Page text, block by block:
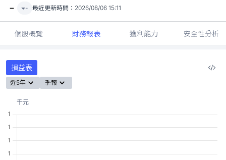
- - 最近更新時間： 2026/08/06 15:11
個股概覽 財務報表 獲利能力 安全性分析
損益表
近5年 季報